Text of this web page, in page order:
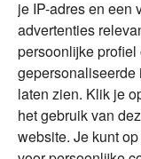
Alles
Over ABN AMRO
je IP-adres en een
advertenties
persoonlijke
gepersonaliseerde
laten zien. Klik je
het gebruik van
website. Je kunt